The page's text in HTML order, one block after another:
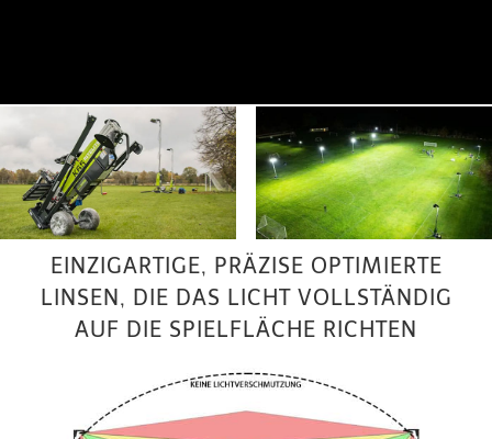
EINZIGARTIGE, PRÄZISE OPTIMIERTE
LINSEN, DIE DAS LICHT VOLLSTÄNDIG
AUF DIE SPIELFLÄCHE RICHTEN